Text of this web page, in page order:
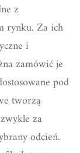
z
rynku. Za ich
i
zamówić je
pod
tworzą
za
odcień.